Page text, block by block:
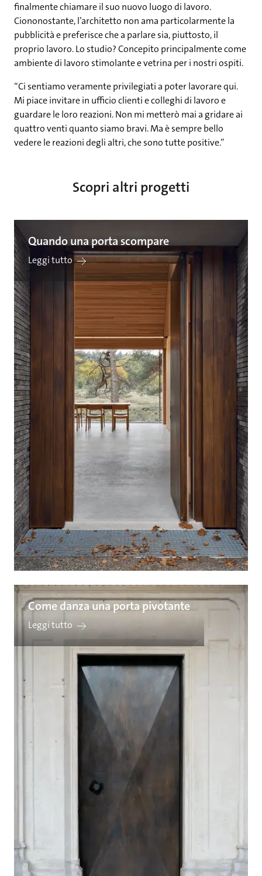
finalmente chiamare il suo nuovo luogo di lavoro.
Ciononostante, l’architetto non ama particolarmente la
pubblicità e preferisce che a parlare sia, piuttosto, il
proprio lavoro. Lo studio? Concepito principalmente come
ambiente di lavoro stimolante e vetrina per i nostri ospiti.
“Ci sentiamo veramente privilegiati a poter lavorare qui.
Mi piace invitare in ufficio clienti e colleghi di lavoro e
guardare le loro reazioni. Non mi metterò mai a gridare ai
quattro venti quanto siamo bravi. Ma è sempre bello
vedere le reazioni degli altri, che sono tutte positive.”
Scopri altri progetti
Quando una porta scompare
Leggi tutto
Come danza una porta pivotante
Leggi tutto